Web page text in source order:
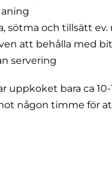
sötma och tillsätt
att behålla med
servering
uppkoket bara ca
någon timme för